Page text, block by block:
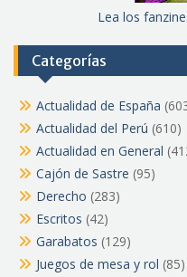
Lea los
Categorías
Actualidad de España
Actualidad del Perú (610)
Actualidad en General
Cajón de Sastre (95)
Derecho (283)
Escritos (42)
Garabatos (129)
Juegos de mesa y rol (85)